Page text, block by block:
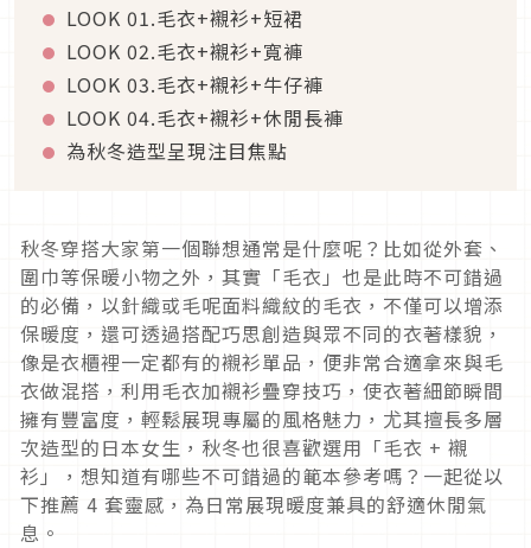
LOOK 01.毛衣+襯衫+短裙
LOOK 02.毛衣+襯衫+寬褲
LOOK 03.毛衣+襯衫+牛仔褲
LOOK 04.毛衣+襯衫+休閒長褲
為秋冬造型呈現注目焦點
秋冬穿搭大家第一個聯想通常是什麼呢？比如從外套、
圍巾等保暖小物之外，其實「毛衣」也是此時不可錯過
的必備，以針織或毛呢面料織紋的毛衣，不僅可以增添
保暖度，還可透過搭配巧思創造與眾不同的衣著樣貌，
像是衣櫃裡一定都有的襯衫單品，便非常合適拿來與毛
衣做混搭，利用毛衣加襯衫疊穿技巧，使衣著細節瞬間
擁有豐富度，輕鬆展現專屬的風格魅力，尤其擅長多層
次造型的日本女生，秋冬也很喜歡選用「毛衣 + 襯
衫」，想知道有哪些不可錯過的範本參考嗎？一起從以
下推薦 4 套靈感，為日常展現暖度兼具的舒適休閒氣
息。